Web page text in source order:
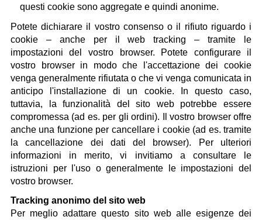
questi cookie sono aggregate e quindi anonime.
Potete dichiarare il vostro consenso o il rifiuto riguardo i
cookie – anche per il web tracking – tramite le
impostazioni del vostro browser. Potete configurare il
vostro browser in modo che l'accettazione dei cookie
venga generalmente rifiutata o che vi venga comunicata in
anticipo l'installazione di un cookie. In questo caso,
tuttavia, la funzionalità del sito web potrebbe essere
compromessa (ad es. per gli ordini). Il vostro browser offre
anche una funzione per cancellare i cookie (ad es. tramite
la cancellazione dei dati del browser). Per ulteriori
informazioni in merito, vi invitiamo a consultare le
istruzioni per l'uso o generalmente le impostazioni del
vostro browser.
Tracking anonimo del sito web
Per meglio adattare questo sito web alle esigenze dei